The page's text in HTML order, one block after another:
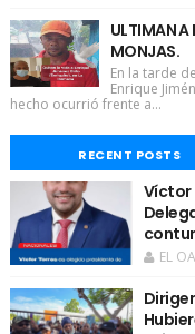
ULTIMAN A
MONJAS.
En la tarde
Enrique
hecho ocurrió frente a...
RECENT POSTS
Víctor
EL